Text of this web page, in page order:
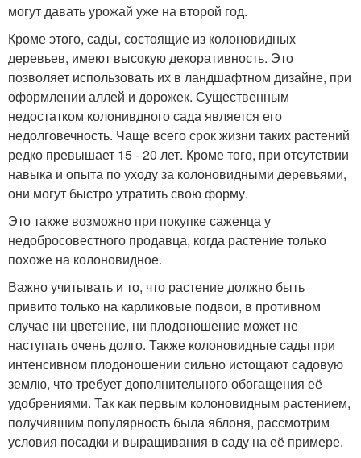
могут давать урожай уже на второй год.
Кроме этого, сады, состоящие из колоновидных
деревьев, имеют высокую декоративность. Это
позволяет использовать их в ландшафтном дизайне, при
оформлении аллей и дорожек. Существенным
недостатком колонивдного сада является его
недолговечность. Чаще всего срок жизни таких растений
редко превышает 15 - 20 лет. Кроме того, при отсутствии
навыка и опыта по уходу за колоновидными деревьями,
они могут быстро утратить свою форму.
Это также возможно при покупке саженца у
недобросовестного продавца, когда растение только
похоже на колоновидное.
Важно учитывать и то, что растение должно быть
привито только на карликовые подвои, в противном
случае ни цветение, ни плодоношение может не
наступать очень долго. Также колоновидные сады при
интенсивном плодоношении сильно истощают садовую
землю, что требует дополнительного обогащения её
удобрениями. Так как первым колоновидным растением,
получившим популярность была яблоня, рассмотрим
условия посадки и выращивания в саду на её примере.